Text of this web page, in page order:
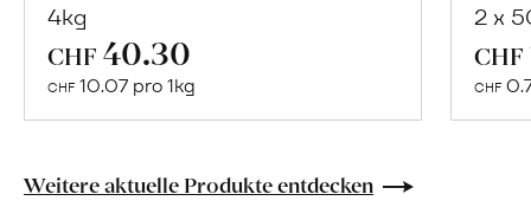
4kg
CHF 40.30
CHF 10.07 pro 1kg
Naturbelassene
Lebensmittel
2 x
CHF
CHF
Weitere aktuelle Produkte entdecken